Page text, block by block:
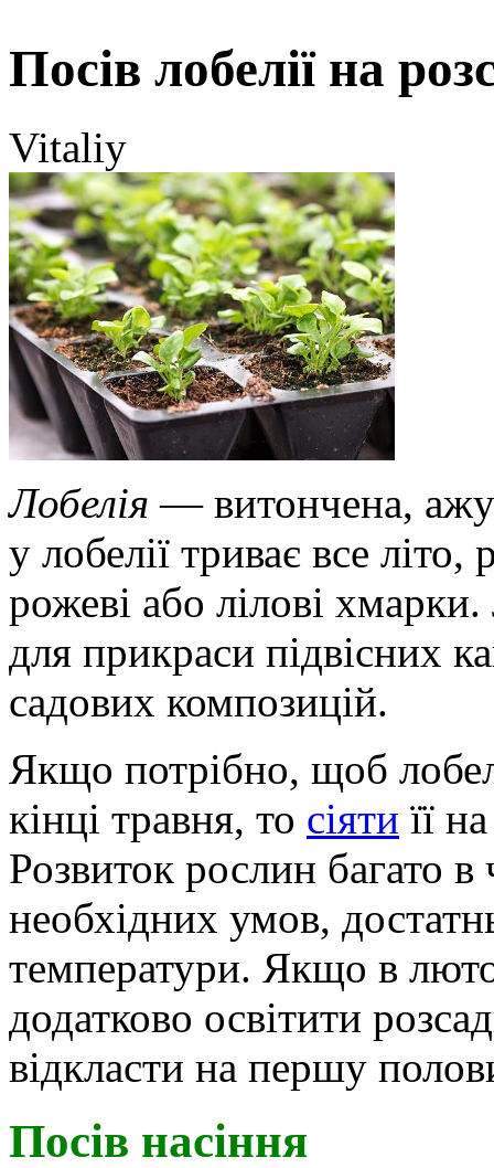
Посів лобелії на
Vitaliy
Лобелія — витончена,
у лобелії триває все
рожеві або лілові хмарки.
для прикраси підвісних
садових композицій.
Якщо потрібно, щоб
кінці травня, то сіяти її
Розвиток рослин багато
необхідних умов,
температури. Якщо в
додатково освітити
відкласти на першу
Посів насіння